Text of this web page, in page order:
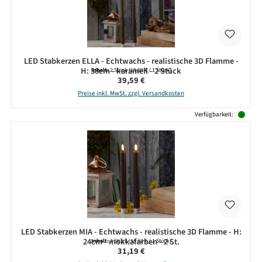
LED Stabkerzen ELLA - Echtwachs - realistische 3D Flamme -
H: 38cm - karamell - 2 Stück
Inhalt:2 Stück(19,80 € / 1 Stück)
Regulärer Preis:
39,59 €
Preise inkl. MwSt. zzgl. Versandkosten
Verfügbarkeit:
LED Stabkerzen MIA - Echtwachs - realistische 3D Flamme - H:
24cm - mokkafarben - 2 St.
Inhalt:2 Stück(15,60 € / 1 Stück)
Regulärer Preis:
31,19 €